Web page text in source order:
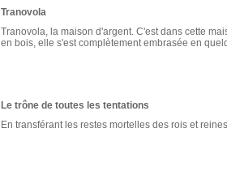
Tranovola
Tranovola, la maison d'argent. C'est dans cette
en bois, elle s'est complètement embrasée en
Le trône de toutes les tentations
En transférant les restes mortelles des rois et